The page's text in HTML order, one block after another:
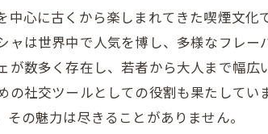
フレーバーの選び方
渋谷のシーシャカフェでのマナー
シーシャを楽しむための基本セット
スタッフに聞くべき質問
シャを楽しむための渋谷のおすすめスポッ
心に古くから楽しまれてきた喫煙文
は世界中で人気を博し、多様なフレ
数多く存在し、若者から大人まで幅
社交ツールとしての役割も果たして
の魅力は尽きることがありません。